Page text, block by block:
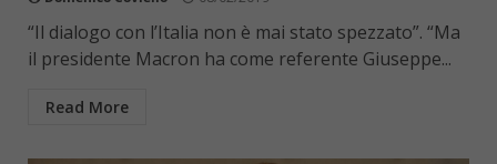
“Il dialogo con l’Italia non è mai stato spezzato”. “Ma
il presidente Macron ha come referente Giuseppe...
Read More